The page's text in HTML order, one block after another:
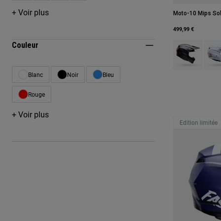
+ Voir plus
Couleur
Blanc
Affiner par Couleur : Blanc
Noir
Affiner par Couleur : Noir
Bleu
Affiner par Couleur : Bleu
Rouge
Affiner par Couleur : Rouge
+ Voir plus
Moto-10 Mips
499,99 €
Product
Edition limitée